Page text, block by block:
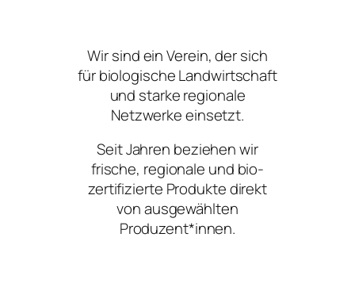
Wir sind ein Verein, der sich
für biologische Landwirtschaft
und starke regionale
Netzwerke einsetzt.
Seit Jahren beziehen wir
frische, regionale und bio-
zertifizierte Produkte direkt
von ausgewählten
Produzent*innen.